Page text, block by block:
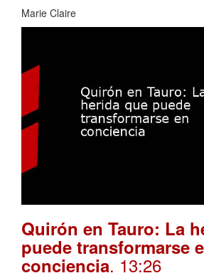
Marie Claire
Quirón en Tauro: La
puede transformarse
conciencia. 13:26